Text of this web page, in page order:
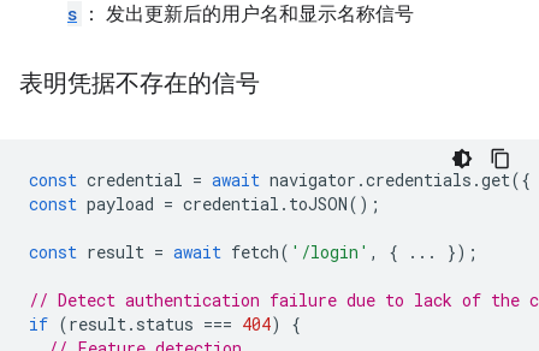
s ： 发出更新后的用户名和显示名称信号
表明凭据不存在的信号
const credential = await navigator .credentials .get({
const payload = credential . toJSON();
const result = await fetch( '/login' , { ... });
// Detect authentication failure due to lack of the
if (result. status === 404)
{